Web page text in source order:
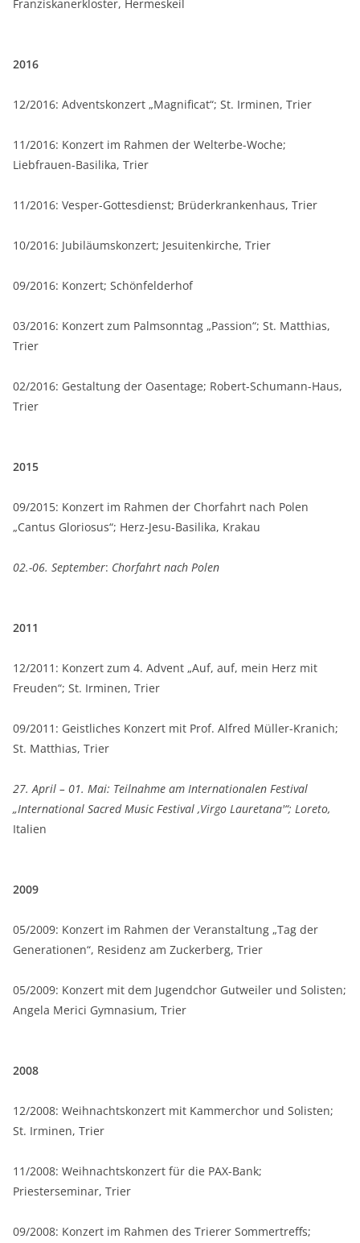
Franziskanerkloster, Hermeskeil
2016
12/2016: Adventskonzert „Magnificat“; St. Irminen, Trier
11/2016: Konzert im Rahmen der Welterbe-Woche;
Liebfrauen-Basilika, Trier
11/2016: Vesper-Gottesdienst; Brüderkrankenhaus, Trier
10/2016: Jubiläumskonzert; Jesuitenkirche, Trier
09/2016: Konzert; Schönfelderhof
03/2016: Konzert zum Palmsonntag „Passion“; St. Matthias,
Trier
02/2016: Gestaltung der Oasentage; Robert-Schumann-Haus,
Trier
2015
09/2015: Konzert im Rahmen der Chorfahrt nach Polen
„Cantus Gloriosus“; Herz-Jesu-Basilika, Krakau
02.-06. September: Chorfahrt nach Polen
2011
12/2011: Konzert zum 4. Advent „Auf, auf, mein Herz mit
Freuden“; St. Irminen, Trier
09/2011: Geistliches Konzert mit Prof. Alfred Müller-Kranich;
St. Matthias, Trier
27. April – 01. Mai: Teilnahme am Internationalen Festival
„International Sacred Music Festival ‚Virgo Lauretana'“; Loreto,
Italien
2009
05/2009: Konzert im Rahmen der Veranstaltung „Tag der
Generationen“, Residenz am Zuckerberg, Trier
05/2009: Konzert mit dem Jugendchor Gutweiler und Solisten;
Angela Merici Gymnasium, Trier
2008
12/2008: Weihnachtskonzert mit Kammerchor und Solisten;
St. Irminen, Trier
11/2008: Weihnachtskonzert für die PAX-Bank;
Priesterseminar, Trier
09/2008: Konzert im Rahmen des Trierer Sommertreffs;